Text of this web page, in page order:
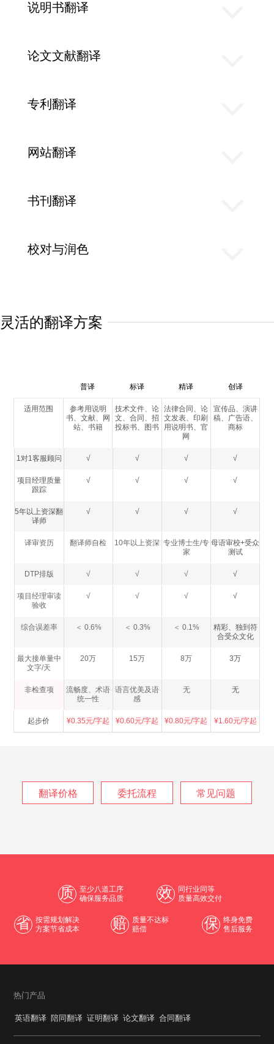
说明书翻译
论文文献翻译
专利翻译
网站翻译
书刊翻译
校对与润色
灵活的翻译方案
普译 标译 精译 创译
适用范围
参考用说明
书、文献、网
站、书籍
技术文件、论
文、合同、招
投标书、图书
法律合同、论
文发表、印刷
用说明书、官
网
宣传品、演讲
稿、广告语、
商标
1对1客服顾问 √ √ √ √
项目经理质量
跟踪
√ √ √ √
5年以上资深翻
译师
√ √ √ √
译审资历 翻译师自检 10年以上资深 专业博士生/专
家
母语审校+受众
测试
DTP排版 √ √ √ √
项目经理审读
验收
√ √ √ √
综合误差率 ＜ 0.6% ＜ 0.3% ＜ 0.1%
精彩、独到符
合受众文化
最大接单量中
文字/天
20万 15万 8万 3万
非检查项
流畅度、术语
统一性
语言优美及语
感
无 无
起步价 ¥0.35元/字起 ¥0.60元/字起 ¥0.80元/字起 ¥1.60元/字起
翻译价格 委托流程 常见问题
质
至少八道工序
确保服务品质
效
同行业同等
质量高效交付
省
按需规划解决
方案节省成本
赔
质量不达标
赔偿
保
终身免费
售后服务
热门产品
英语翻译 陪同翻译 证明翻译 论文翻译 合同翻译